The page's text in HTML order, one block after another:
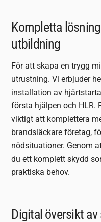
Kompletta
utbildning
För att skapa en trygg
utrustning. Vi erbjuder
installation av
första hjälpen och HLR.
viktigt att komplettera
brandsläckare företag,
nödsituationer. Genom
du ett komplett skydd
praktiska behov.
Digital översikt